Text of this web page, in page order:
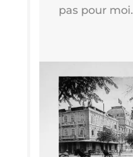
pas pour moi.